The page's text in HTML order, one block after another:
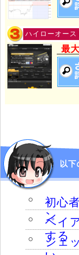
ハイローオース
最
以
初心
ン
ペイ
する
ジェ